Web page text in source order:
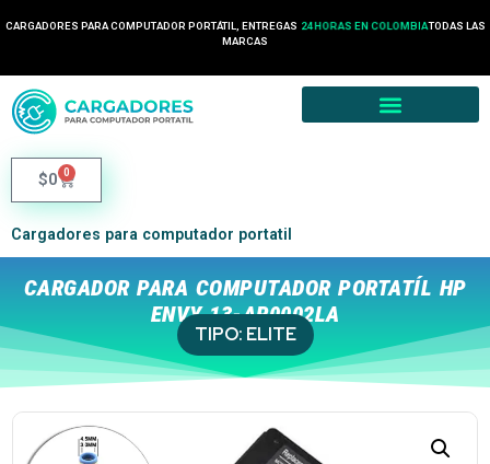
CARGADORES PARA COMPUTADOR PORTÁTIL, ENTREGAS 24 HORAS EN COLOMBIATODAS LAS
MARCAS
$0 0
Cargadores para computador portatil
CARGADOR PARA COMPUTADOR PORTATÍL HP
ENVY 13-AR0002LA
TIPO: ELITE